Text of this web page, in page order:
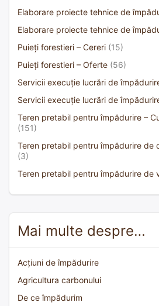
Elaborare proiecte tehnice de
Elaborare proiecte tehnice de
Puieți forestieri – Cereri (15)
Puieți forestieri – Oferte (56)
Servicii execuție lucrări de
Servicii execuție lucrări de
Teren pretabil pentru împădurire –
(151)
Teren pretabil pentru împădurire de
(3)
Teren pretabil pentru împădurire de
Mai multe despre…
Acțiuni de împădurire
Agricultura carbonului
De ce împădurim